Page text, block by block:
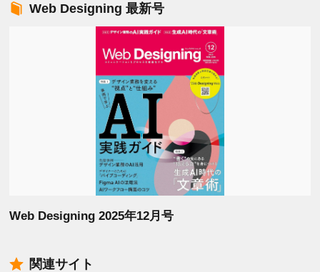
Web Designing 最新号
Web Designing 2025年12月号
関連サイト